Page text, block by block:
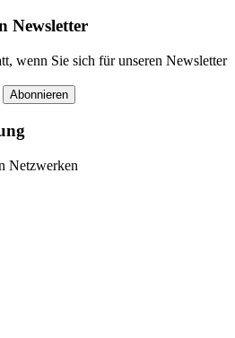
Newsletter
wenn Sie sich für unseren Newsletter
Abonnieren
Netzwerken